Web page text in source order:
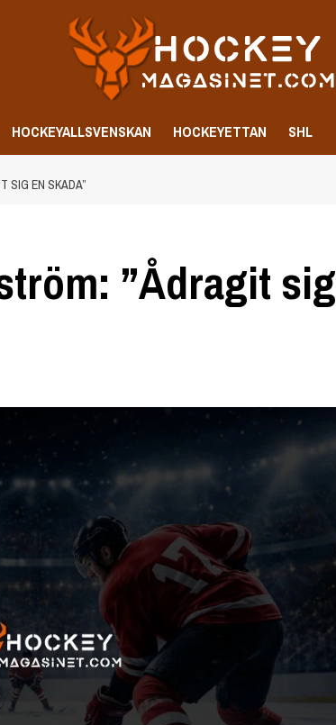
HOCKEYALLSVENSKAN HOCKEYETTAN SHL
SIG EN SKADA”
”Ådragit sig